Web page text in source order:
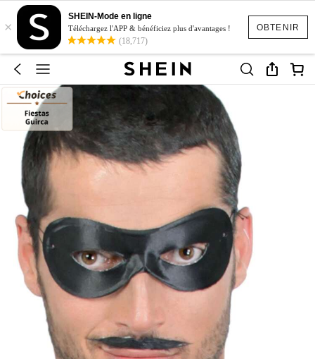
OBTENIR
×
SHEIN-Mode en ligne
Téléchargez l'APP & bénéficiez plus d'avantages !
(18,717)